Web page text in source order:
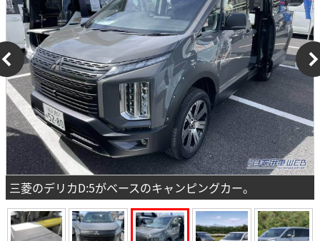
三菱のデリカD:5がベースのキャンピングカー。